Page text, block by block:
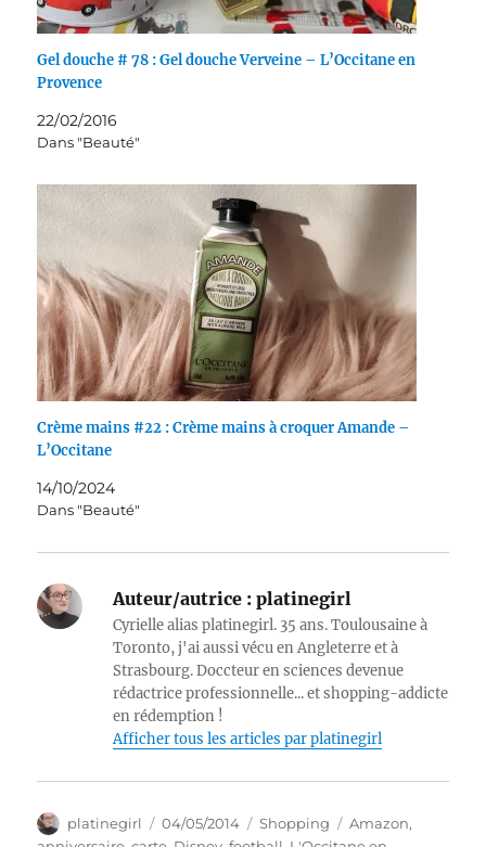
Gel douche # 78 : Gel douche Verveine – L’Occitane en
Provence
22/02/2016
Dans "Beauté"
Crème mains #22 : Crème mains à croquer Amande –
L’Occitane
14/10/2024
Dans "Beauté"
Auteur/autrice : platinegirl
Cyrielle alias platinegirl. 35 ans. Toulousaine à
Toronto, j'ai aussi vécu en Angleterre et à
Strasbourg. Doccteur en sciences devenue
rédactrice professionnelle... et shopping-addicte
en rédemption !
Afficher tous les articles par platinegirl
Auteur
platinegirl
Publié
04/05/2014 Catégories
Shopping Étiquettes
Amazon,